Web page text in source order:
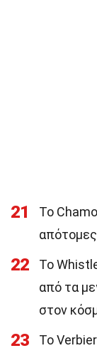
21
Το
απότομες
22
Το
από τα
στον
23 Το